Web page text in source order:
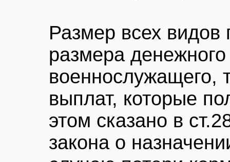
Размер всех видов
размера
военнослужащего,
выплат, которые
этом сказано в
закона о